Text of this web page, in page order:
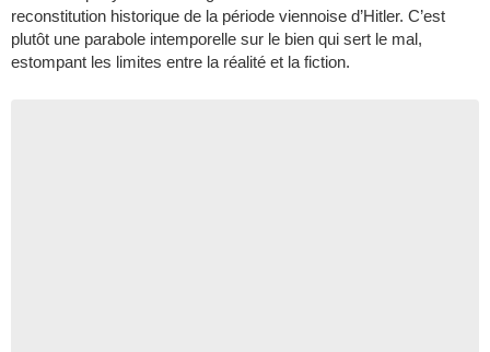
reconstitution historique de la période viennoise d’Hitler. C’est
plutôt une parabole intemporelle sur le bien qui sert le mal,
estompant les limites entre la réalité et la fiction.